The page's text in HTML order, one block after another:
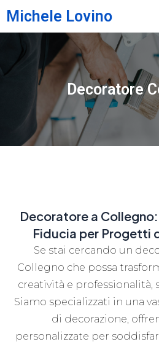
Michele Lovino
Decoratore
Decoratore a
Fiducia per Progetti
Se stai cercando un
Collegno che possa
creatività e professionalità,
Siamo specializzati in una
di decorazione,
personalizzate per